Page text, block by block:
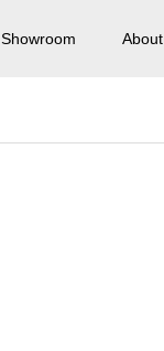
Showroom About